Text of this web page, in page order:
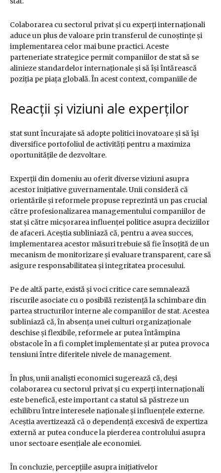
Colaborarea cu sectorul privat și cu experți internaționali
aduce un plus de valoare prin transferul de cunoștințe și
implementarea celor mai bune practici. Aceste
parteneriate strategice permit companiilor de stat să se
alinieze standardelor internaționale și să își întărească
poziția pe piața globală. În acest context, companiile de
Reacții și viziuni ale experților
stat sunt încurajate să adopte politici inovatoare și să își
diversifice portofoliul de activități pentru a maximiza
oportunitățile de dezvoltare.
Experții din domeniu au oferit diverse viziuni asupra
acestor inițiative guvernamentale. Unii consideră că
orientările și reformele propuse reprezintă un pas crucial
către profesionalizarea managementului companiilor de
stat și către micșorarea influenței politice asupra deciziilor
de afaceri. Aceștia subliniază că, pentru a avea succes,
implementarea acestor măsuri trebuie să fie însoțită de un
mecanism de monitorizare și evaluare transparent, care să
asigure responsabilitatea și integritatea procesului.
Pe de altă parte, există și voci critice care semnalează
riscurile asociate cu o posibilă rezistență la schimbare din
partea structurilor interne ale companiilor de stat. Acestea
subliniază că, în absența unei culturi organizaționale
deschise și flexibile, reformele ar putea întâmpina
obstacole în a fi complet implementate și ar putea provoca
tensiuni între diferitele nivele de management.
În plus, unii analiști economici sugerează că, deși
colaborarea cu sectorul privat și cu experți internaționali
este benefică, este important ca statul să păstreze un
echilibru între interesele naționale și influențele externe.
Aceștia avertizează că o dependență excesivă de expertiza
externă ar putea conduce la pierderea controlului asupra
unor sectoare esențiale ale economiei.
În concluzie, percepțiile asupra inițiativelor